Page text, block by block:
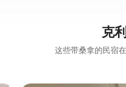
克
这些带桑拿的民宿